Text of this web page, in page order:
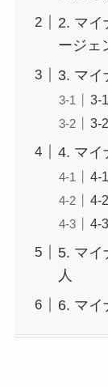
2. マイ
ージェ
3. マイ
3-
3-
4. マイ
4-
4-
4-
5. マイ
人
6. マイ